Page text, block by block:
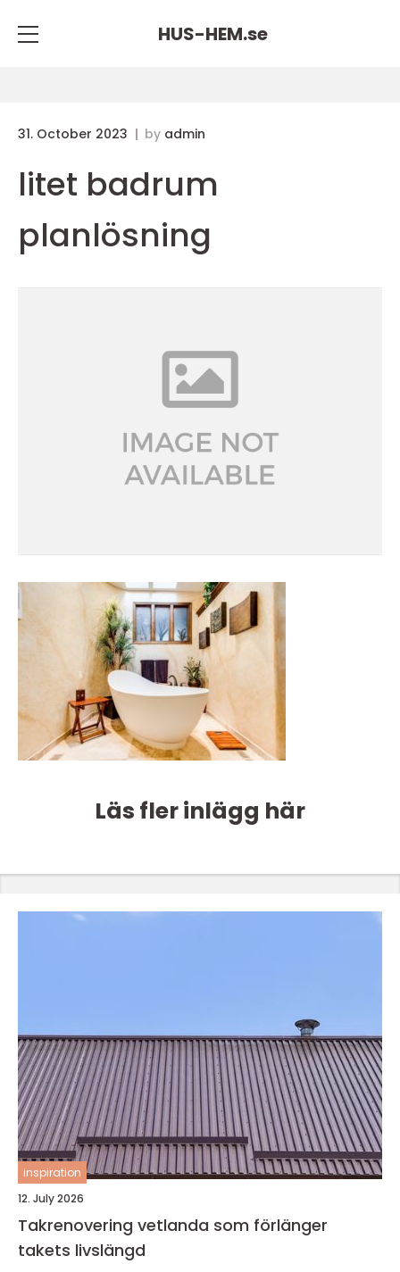
HUS-HEM.se
31. October 2023 by admin
litet badrum
planlösning
Läs fler inlägg här
inspiration
12. July 2026
Takrenovering vetlanda som förlänger
takets livslängd